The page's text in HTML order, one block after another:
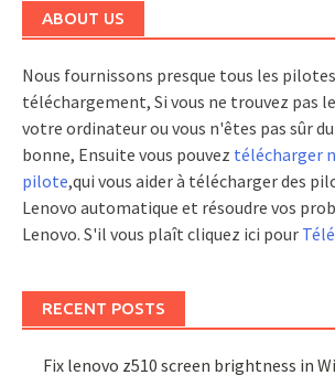
ABOUT US
Nous fournissons presque tous les
téléchargement, Si vous ne trouvez pas
votre ordinateur ou vous n'êtes pas sûr
bonne, Ensuite vous pouvez télécharger
pilote,qui vous aider à télécharger des
Lenovo automatique et résoudre vos
Lenovo. S'il vous plaît cliquez ici pour
RECENT POSTS
Fix lenovo z510 screen brightness in